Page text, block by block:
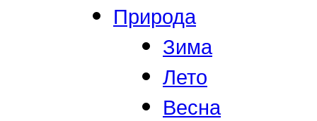
Природа
Зима
Лето
Весна